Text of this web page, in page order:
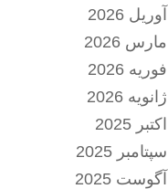
آوریل 2026
مارس 2026
فوریه 2026
ژانویه 2026
اکتبر 2025
سپتامبر 2025
آگوست 2025